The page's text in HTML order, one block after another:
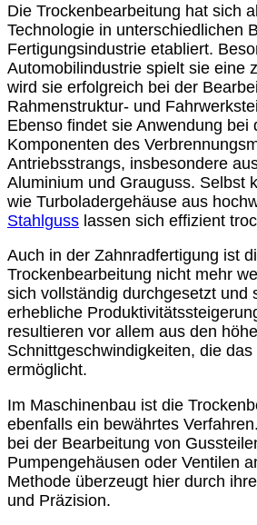
Die Trockenbearbeitung hat sich
Technologie in unterschiedlichen
Fertigungsindustrie etabliert.
Automobilindustrie spielt sie eine
wird sie erfolgreich bei der
Rahmenstruktur- und
Ebenso findet sie Anwendung bei
Komponenten des
Antriebsstrangs, insbesondere
Aluminium und Grauguss. Selbst
wie Turboladergehäuse aus
Stahlguss lassen sich effizient
Auch in der Zahnradfertigung ist
Trockenbearbeitung nicht mehr
sich vollständig durchgesetzt und
erhebliche
resultieren vor allem aus den
Schnittgeschwindigkeiten, die das
ermöglicht.
Im Maschinenbau ist die
ebenfalls ein bewährtes
bei der Bearbeitung von
Pumpengehäusen oder Ventilen
Methode überzeugt hier durch
und Präzision.